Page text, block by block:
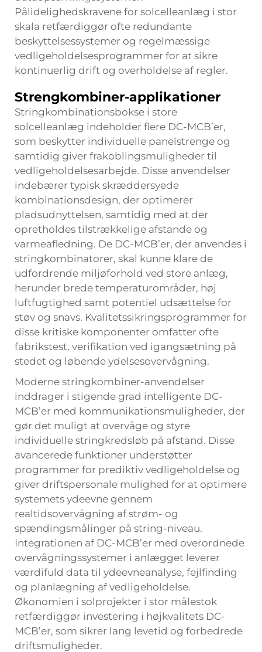
Pålidelighedskravene for solcelleanlæg i stor
skala retfærdiggør ofte redundante
beskyttelsessystemer og regelmæssige
vedligeholdelsesprogrammer for at sikre
kontinuerlig drift og overholdelse af regler.
Strengkombiner-applikationer
Stringkombinationsbokse i store
solcelleanlæg indeholder flere DC-MCB’er,
som beskytter individuelle panelstrenge og
samtidig giver frakoblingsmuligheder til
vedligeholdelsesarbejde. Disse anvendelser
indebærer typisk skræddersyede
kombinationsdesign, der optimerer
pladsudnyttelsen, samtidig med at der
opretholdes tilstrækkelige afstande og
varmeafledning. De DC-MCB’er, der anvendes i
stringkombinatorer, skal kunne klare de
udfordrende miljøforhold ved store anlæg,
herunder brede temperaturområder, høj
luftfugtighed samt potentiel udsættelse for
støv og snavs. Kvalitetssikringsprogrammer for
disse kritiske komponenter omfatter ofte
fabrikstest, verifikation ved igangsætning på
stedet og løbende ydelsesovervågning.
Moderne stringkombiner-anvendelser
inddrager i stigende grad intelligente DC-
MCB’er med kommunikationsmuligheder, der
gør det muligt at overvåge og styre
individuelle stringkredsløb på afstand. Disse
avancerede funktioner understøtter
programmer for prediktiv vedligeholdelse og
giver driftspersonale mulighed for at optimere
systemets ydeevne gennem
realtidsovervågning af strøm- og
spændingsmålinger på string-niveau.
Integrationen af DC-MCB’er med overordnede
overvågningssystemer i anlægget leverer
værdifuld data til ydeevneanalyse, fejlfinding
og planlægning af vedligeholdelse.
Økonomien i solprojekter i stor målestok
retfærdiggør investering i højkvalitets DC-
MCB’er, som sikrer lang levetid og forbedrede
driftsmuligheder.